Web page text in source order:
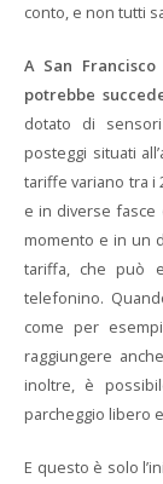
conto, e non tutti
A San
potrebbe
dotato di
posteggi situati
tariffe variano tra i
e in diverse fasce
momento e in un
tariffa, che può
telefonino.
come per
raggiungere
inoltre, è
parcheggio libero
E questo è solo